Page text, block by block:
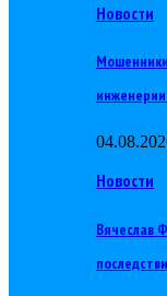
Новости
Новости
Вячеслав